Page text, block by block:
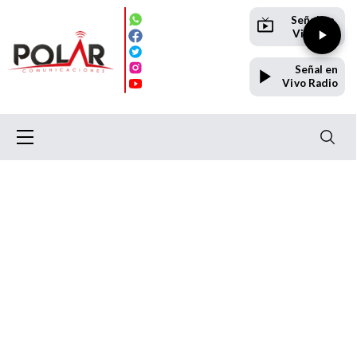
Señal en
Vivo TV
Señal en
Vivo Radio